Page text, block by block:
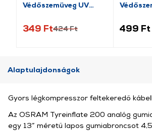
Védőszemüveg UV
349 Ft424 Ft 499 Ft
Alaptulajdonságok
Gyors légkompresszor feltekeredő
Az OSRAM Tyreinflate 200 analóg
egy 13” méretű lapos gumiabroncsot